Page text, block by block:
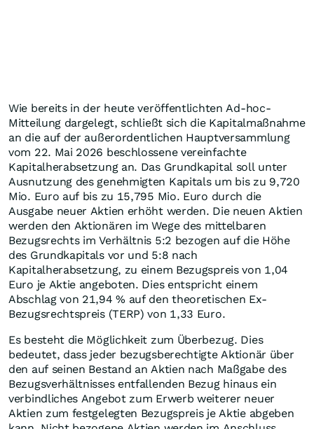
Wie bereits in der heute veröffentlichten Ad-hoc-
Mitteilung dargelegt, schließt sich die Kapitalmaßnahme
an die auf der außerordentlichen Hauptversammlung
vom 22. Mai 2026 beschlossene vereinfachte
Kapitalherabsetzung an. Das Grundkapital soll unter
Ausnutzung des genehmigten Kapitals um bis zu 9,720
Mio. Euro auf bis zu 15,795 Mio. Euro durch die
Ausgabe neuer Aktien erhöht werden. Die neuen Aktien
werden den Aktionären im Wege des mittelbaren
Bezugsrechts im Verhältnis 5:2 bezogen auf die Höhe
des Grundkapitals vor und 5:8 nach
Kapitalherabsetzung, zu einem Bezugspreis von 1,04
Euro je Aktie angeboten. Dies entspricht einem
Abschlag von 21,94 % auf den theoretischen Ex-
Bezugsrechtspreis (TERP) von 1,33 Euro.
Es besteht die Möglichkeit zum Überbezug. Dies
bedeutet, dass jeder bezugsberechtigte Aktionär über
den auf seinen Bestand an Aktien nach Maßgabe des
Bezugsverhältnisses entfallenden Bezug hinaus ein
verbindliches Angebot zum Erwerb weiterer neuer
Aktien zum festgelegten Bezugspreis je Aktie abgeben